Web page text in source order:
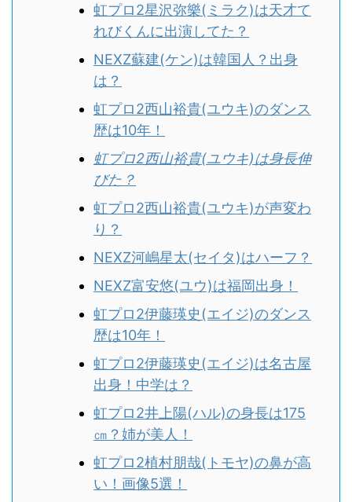
虹プロ2星沢弥樂(ミラク)は天才て
れびくんに出演してた？
NEXZ蘇建(ケン)は韓国人？出身
は？
虹プロ2西山裕貴(ユウキ)のダンス
歴は10年！
虹プロ2西山裕貴(ユウキ)は身長伸
びた？
虹プロ2西山裕貴(ユウキ)が声変わ
り？
NEXZ河嶋星太(セイタ)はハーフ？
NEXZ富安悠(ユウ)は福岡出身！
虹プロ2伊藤瑛史(エイジ)のダンス
歴は10年！
虹プロ2伊藤瑛史(エイジ)は名古屋
出身！中学は？
虹プロ2井上陽(ハル)の身長は175
㎝？姉が美人！
虹プロ2植村朋哉(トモヤ)の鼻が高
い！画像5選！